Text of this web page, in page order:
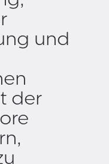
und
der